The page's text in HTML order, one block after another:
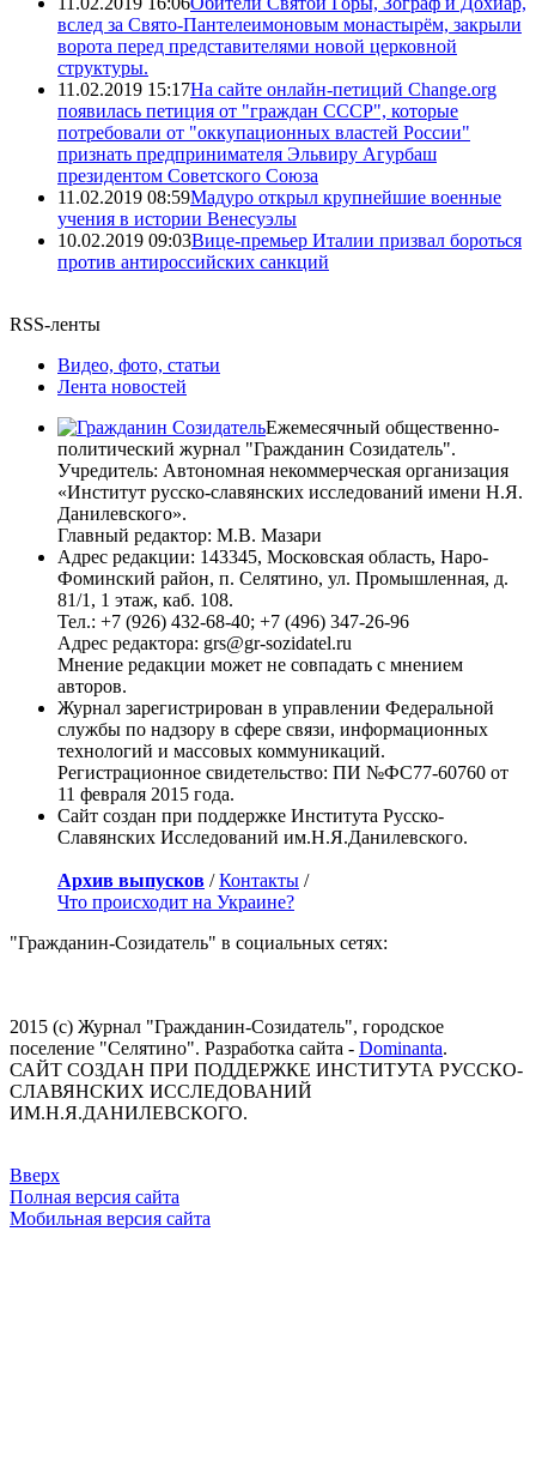
вслед за Свято-Пантелеимоновым монастырём, закрыли
ворота перед представителями новой церковной
структуры.
11.02.2019 15:17На сайте онлайн-петиций Change.org
появилась петиция от "граждан СССР", которые
потребовали от "оккупационных властей России"
признать предпринимателя Эльвиру Агурбаш
президентом Советского Союза
11.02.2019 08:59Мадуро открыл крупнейшие военные
учения в истории Венесуэлы
10.02.2019 09:03Вице-премьер Италии призвал бороться
против антироссийских санкций
RSS-ленты
Видео, фото, статьи
Лента новостей
Ежемесячный общественно-
политический журнал "Гражданин Созидатель".
Учредитель: Автономная некоммерческая организация
«Институт русско-славянских исследований имени Н.Я.
Данилевского».
Главный редактор: М.В. Мазари
Адрес редакции: 143345, Московская область, Наро-
Фоминский район, п. Селятино, ул. Промышленная, д.
81/1, 1 этаж, каб. 108.
Тел.: +7 (926) 432-68-40; +7 (496) 347-26-96
Адрес редактора: grs@gr-sozidatel.ru
Мнение редакции может не совпадать с мнением
авторов.
Журнал зарегистрирован в управлении Федеральной
службы по надзору в сфере связи, информационных
технологий и массовых коммуникаций.
Регистрационное свидетельство: ПИ №ФС77-60760 от
11 февраля 2015 года.
Сайт создан при поддержке Института Русско-
Славянских Исследований им.Н.Я.Данилевского.
Архив выпусков /Контакты /
Что происходит на Украине?
"Гражданин-Созидатель" в социальных сетях:
2015 (с) Журнал "Гражданин-Созидатель", городское
поселение "Селятино". Разработка сайта - Dominanta.
САЙТ СОЗДАН ПРИ ПОДДЕРЖКЕ ИНСТИТУТА РУССКО-
СЛАВЯНСКИХ ИССЛЕДОВАНИЙ
ИМ.Н.Я.ДАНИЛЕВСКОГО.
Вверх
Полная версия сайта
Мобильная версия сайта